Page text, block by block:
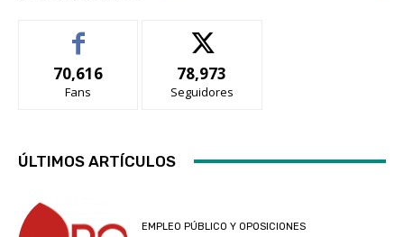
70,616
Fans
78,973
Seguidores
ÚLTIMOS ARTÍCULOS
EMPLEO PÚBLICO Y OPOSICIONES